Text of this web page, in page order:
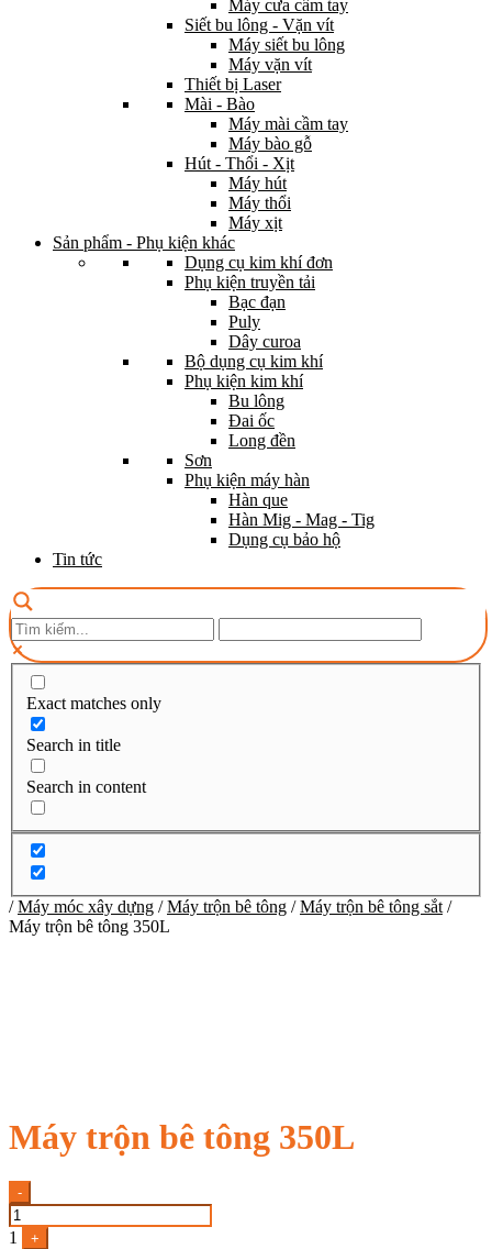
Máy cưa cầm tay
Siết bu lông - Vặn vít
Máy siết bu lông
Máy vặn vít
Thiết bị Laser
Mài - Bào
Máy mài cầm tay
Máy bào gỗ
Hút - Thổi - Xịt
Máy hút
Máy thổi
Máy xịt
Sản phẩm - Phụ kiện khác
Dụng cụ kim khí đơn
Phụ kiện truyền tải
Bạc đạn
Puly
Dây curoa
Bộ dụng cụ kim khí
Phụ kiện kim khí
Bu lông
Đai ốc
Long đền
Sơn
Phụ kiện máy hàn
Hàn que
Hàn Mig - Mag - Tig
Dụng cụ bảo hộ
Tin tức
Exact matches only
Search in title
Search in content
/Máy móc xây dựng /Máy trộn bê tông /Máy trộn bê tông sắt /
Máy trộn bê tông 350L
Máy trộn bê tông 350L
Quantity
-
1
+